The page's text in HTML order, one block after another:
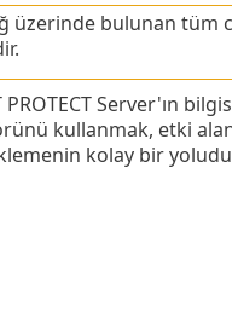
bulunan tüm
PROTECT Server'ın
kullanmak, etki
kolay bir